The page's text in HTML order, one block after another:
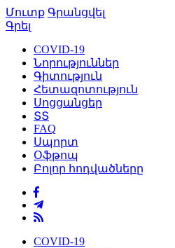
Մուտք Գրանցվել
Գրել
COVID-19
Նորություններ
Գիտություն
Հետազոտություն
Սոցցանցեր
ՏՏ
FAQ
Սպորտ
Օֆթոպ
Բոլոր հոդվածները
COVID-19